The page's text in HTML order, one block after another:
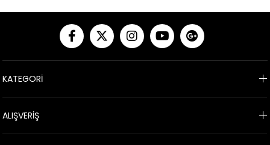
KATEGORİ
ALIŞVERİŞ